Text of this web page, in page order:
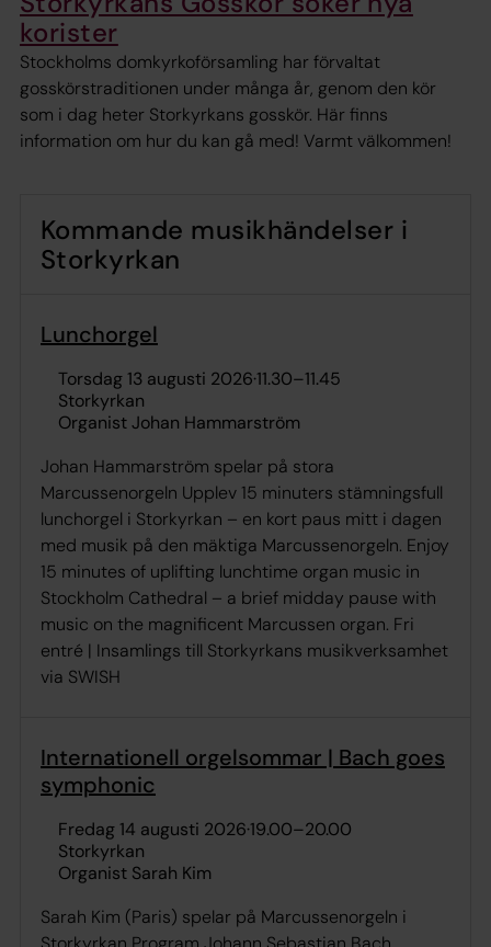
korister
Stockholms domkyrkoförsamling har förvaltat
gosskörstraditionen under många år, genom den kör
som i dag heter Storkyrkans gosskör. Här finns
information om hur du kan gå med! Varmt välkommen!
Kommande musikhändelser i
Storkyrkan
Lunchorgel
torsdag 13 augusti 2026·11.30–11.45
Storkyrkan
Organist Johan Hammarström
Johan Hammarström spelar på stora
Marcussenorgeln Upplev 15 minuters stämningsfull
lunchorgel i Storkyrkan – en kort paus mitt i dagen
med musik på den mäktiga Marcussenorgeln. Enjoy
15 minutes of uplifting lunchtime organ music in
Stockholm Cathedral – a brief midday pause with
music on the magnificent Marcussen organ. Fri
entré | Insamlings till Storkyrkans musikverksamhet
via SWISH
Internationell orgelsommar | Bach goes
symphonic
fredag 14 augusti 2026·19.00–20.00
Storkyrkan
Organist Sarah Kim
Sarah Kim (Paris) spelar på Marcussenorgeln i